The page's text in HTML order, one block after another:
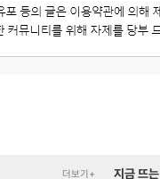
더보기+ 지금 뜨는